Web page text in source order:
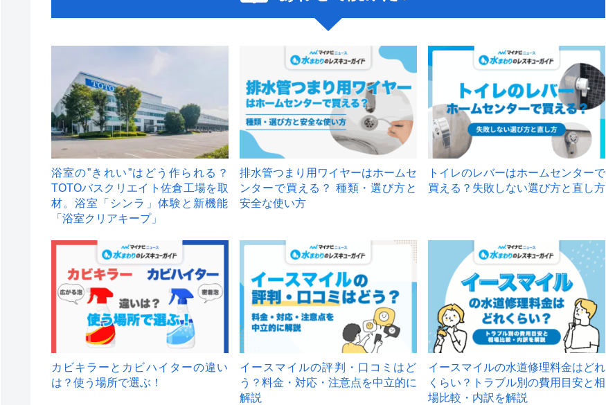
浴室の”きれい”はどう作られる？
TOTOバスクリエイト佐倉工場を取
材。浴室「シンラ」体験と新機能
「浴室クリアキープ」
排水管つまり用ワイヤーはホームセ
ンターで買える？ 種類・選び方と
安全な使い方
トイレのレバーはホームセンターで
買える？失敗しない選び方と直し方
カビキラーとカビハイターの違い
は？使う場所で選ぶ！
イースマイルの評判・口コミはど
う？料金・対応・注意点を中立的に
解説
イースマイルの水道修理料金はどれ
くらい？トラブル別の費用目安と相
場比較・内訳を解説